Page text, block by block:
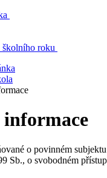
školního roku
o povinném
Sb., o svobodném